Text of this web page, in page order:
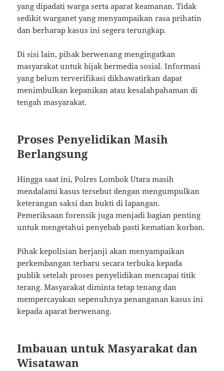
yang dipadati warga serta aparat keamanan. Tidak
sedikit warganet yang menyampaikan rasa prihatin
dan berharap kasus ini segera terungkap.
Di sisi lain, pihak berwenang mengingatkan
masyarakat untuk bijak bermedia sosial. Informasi
yang belum terverifikasi dikhawatirkan dapat
menimbulkan kepanikan atau kesalahpahaman di
tengah masyarakat.
Proses Penyelidikan Masih
Berlangsung
Hingga saat ini, Polres Lombok Utara masih
mendalami kasus tersebut dengan mengumpulkan
keterangan saksi dan bukti di lapangan.
Pemeriksaan forensik juga menjadi bagian penting
untuk mengetahui penyebab pasti kematian korban.
Pihak kepolisian berjanji akan menyampaikan
perkembangan terbaru secara terbuka kepada
publik setelah proses penyelidikan mencapai titik
terang. Masyarakat diminta tetap tenang dan
mempercayakan sepenuhnya penanganan kasus ini
kepada aparat berwenang.
Imbauan untuk Masyarakat dan
Wisatawan